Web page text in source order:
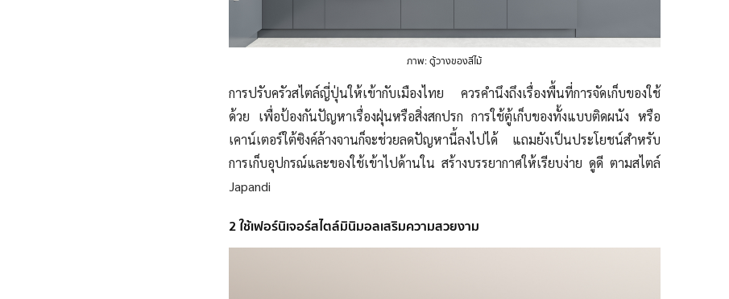
ภาพ: ตู้วางของสีไม้
การปรับครัวสไตล์ญี่ปุ่นให้เข้ากับเมืองไทย ควรคำนึงถึงเรื่องพื้นที่การจัดเก็บของใช้
ด้วย เพื่อป้องกันปัญหาเรื่องฝุ่นหรือสิ่งสกปรก การใช้ตู้เก็บของทั้งแบบติดผนัง หรือ
เคาน์เตอร์ใต้ซิงค์ล้างจานก็จะช่วยลดปัญหานี้ลงไปได้ แถมยังเป็นประโยชน์สำหรับ
การเก็บอุปกรณ์และของใช้เข้าไปด้านใน สร้างบรรยากาศให้เรียบง่าย ดูดี ตามสไตล์
Japandi
2 ใช้เฟอร์นิเจอร์สไตล์มินิมอลเสริมความสวยงาม